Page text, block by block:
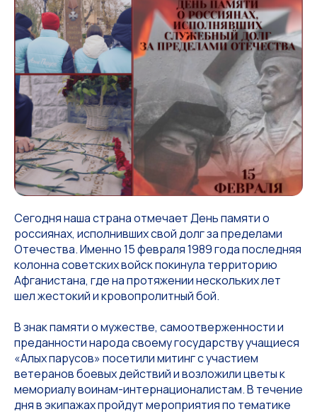
Сегодня наша страна отмечает День памяти о
россиянах, исполнивших свой долг за пределами
Отечества. Именно 15 февраля 1989 года последняя
колонна советских войск покинула территорию
Афганистана, где на протяжении нескольких лет
шел жестокий и кровопролитный бой.
В знак памяти о мужестве, самоотверженности и
преданности народа своему государству учащиеся
«Алых парусов» посетили митинг с участием
ветеранов боевых действий и возложили цветы к
мемориалу воинам-интернационалистам. В течение
дня в экипажах пройдут мероприятия по тематике